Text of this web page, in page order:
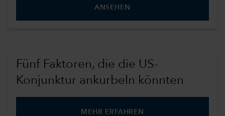
ANSEHEN
Fünf Faktoren, die die US-
Konjunktur ankurbeln könnten
MEHR ERFAHREN